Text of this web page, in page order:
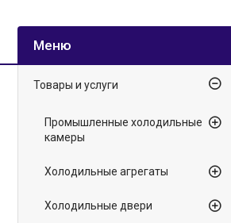
Товары и услуги
Промышленные холодильные
камеры
Холодильные агрегаты
Холодильные двери